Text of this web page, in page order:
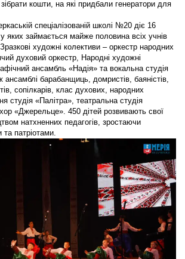
кошти, на які придбали генератори для
спеціалізованій школі №20 діє 16
яких займається майже половина всіх учнів
художні колективи – оркестр народних
духовий оркестр, Народні художні
ансамбль «Надія» та вокальна студія
ансамблі барабанщиць, домристів, баяністів,
сопілкарів, клас духових, народних
студія «Палітра», театральна студія
«Джерельце». 450 дітей розвивають свої
натхненних педагогів, зростаючи
патріотами.